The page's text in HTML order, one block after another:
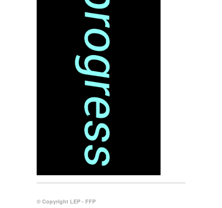
© Copyright LEP - FFP